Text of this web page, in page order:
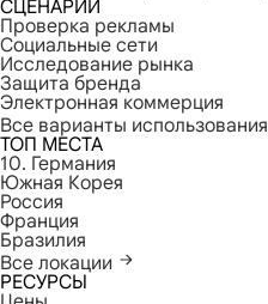
СЦЕНАРИИ
Проверка рекламы
Социальные сети
Исследование рынка
Защита бренда
Электронная коммерция
Все варианты использования
ТОП МЕСТА
10. Германия
Южная Корея
Россия
Франция
Бразилия
Все локации
РЕСУРСЫ